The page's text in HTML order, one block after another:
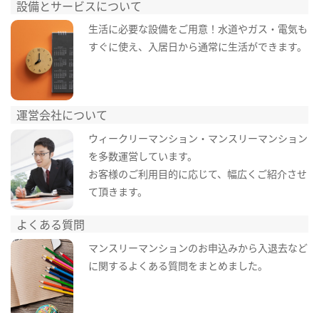
設備とサービスについて
生活に必要な設備をご用意！水道やガス・電気も
すぐに使え、入居日から通常に生活ができます。
運営会社について
ウィークリーマンション・マンスリーマンション
を多数運営しています。
お客様のご利用目的に応じて、幅広くご紹介させ
て頂きます。
よくある質問
マンスリーマンションのお申込みから入退去など
に関するよくある質問をまとめました。